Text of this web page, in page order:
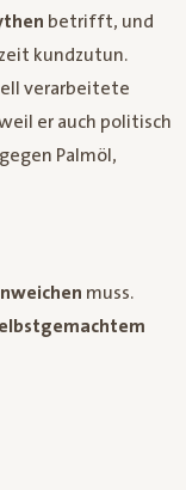
betrifft, und
kundzutun.
verarbeitete
er auch politisch
Palmöl,
muss.